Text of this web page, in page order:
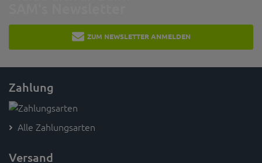
ZUM NEWSLETTER ANMELDEN
Zahlung
Alle Zahlungsarten
Versand